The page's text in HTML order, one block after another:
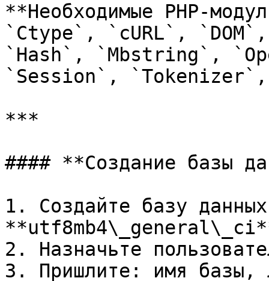
**Необходимые PHP-
`Ctype`, `cURL`,
`Hash`, `Mbstring`,
`Session`,
***
#### **Создание базы
1. Создайте базу
2. Назначьте
3. Пришлите: имя базы,